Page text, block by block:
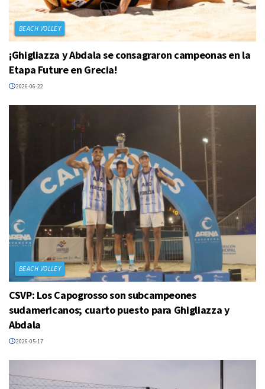
BEACH VOLLEY
¡Ghigliazza y Abdala se consagraron campeonas en la
Etapa Future en Grecia!
2026-06-22
BEACH VOLLEY
CSVP: Los Capogrosso son subcampeones
sudamericanos; cuarto puesto para Ghigliazza y
Abdala
2026-05-17